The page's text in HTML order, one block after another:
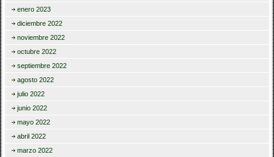
enero 2023
diciembre 2022
noviembre 2022
octubre 2022
septiembre 2022
agosto 2022
julio 2022
junio 2022
mayo 2022
abril 2022
marzo 2022